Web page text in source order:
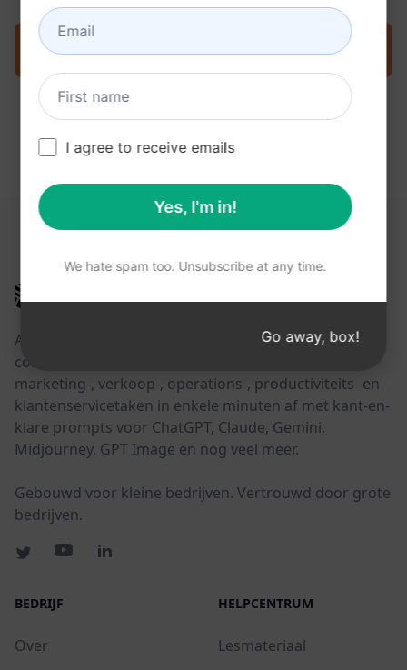
Probeer de prompt nu op ChatGPT
DEZE LINKS KUNNEN NUTTIG ZIJN
AIPRM
AIPRM is een tool voor promptbeheer en een
community-gedreven promptbibliotheek. Rond
marketing-, verkoop-, operations-, productiviteits- en
klantenservicetaken in enkele minuten af met kant-en-
klare prompts voor ChatGPT, Claude, Gemini,
Midjourney, GPT Image en nog veel meer.
Gebouwd voor kleine bedrijven. Vertrouwd door grote
bedrijven.
BEDRIJF
Over
HELPCENTRUM
Lesmateriaal
I agree to receive emails
Yes, I'm in!
We hate spam too. Unsubscribe at any time.
Go away, box!